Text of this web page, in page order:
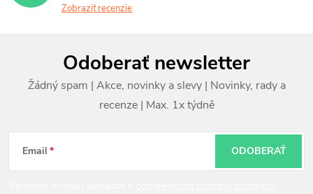
Zobraziť recenzie
ä
Odoberať newsletter
Email ODOBERAŤ